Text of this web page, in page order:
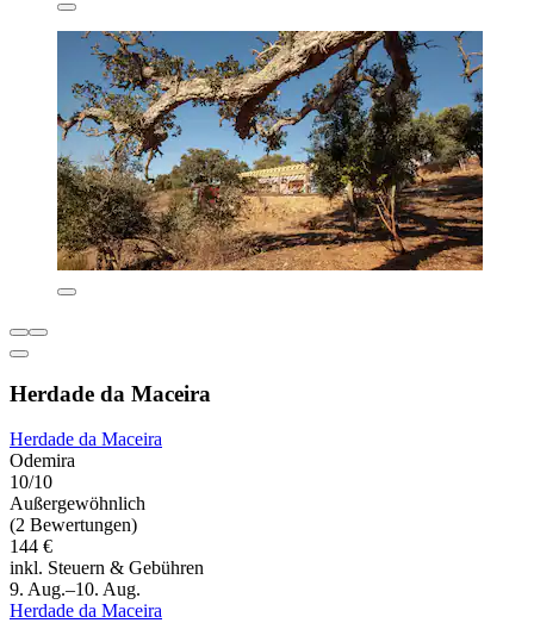
Herdade da Maceira
Herdade da Maceira
Odemira
10/10
Außergewöhnlich
(2 Bewertungen)
144 €
inkl. Steuern & Gebühren
9. Aug.–10. Aug.
Herdade da Maceira